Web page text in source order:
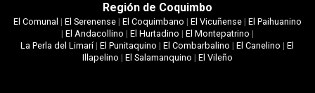
Región de Coquimbo
El Comunal | El Serenense| El Coquimbano | El Vicuñense| El Paihuanino
| El Andacollino | El Hurtadino | El Montepatrino |
La Perla del Limarí|El Punitaquino |El Combarbalino |El Canelino |El
Illapelino | El Salamanquino | El Vileño